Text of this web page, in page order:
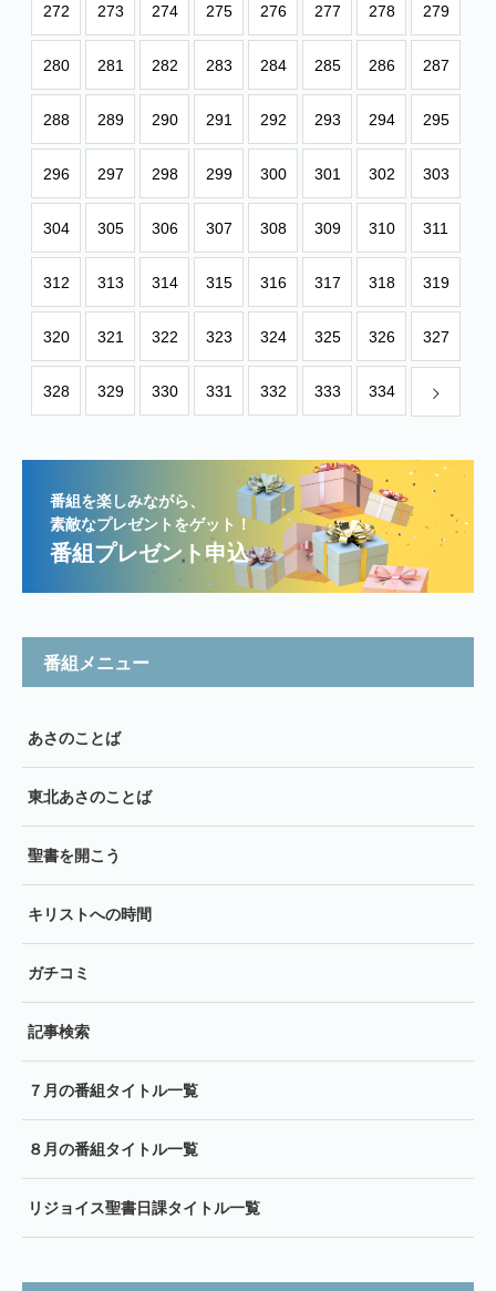
272 273 274 275 276 277 278 279
280 281 282 283 284 285 286 287
288 289 290 291 292 293 294 295
296 297 298 299 300 301 302 303
304 305 306 307 308 309 310 311
312 313 314 315 316 317 318 319
320 321 322 323 324 325 326 327
328 329 330 331 332 333 334
番組を楽しみながら、
素敵なプレゼントをゲット！
番組プレゼント申込
番組メニュー
あさのことば
東北あさのことば
聖書を開こう
キリストへの時間
ガチコミ
記事検索
７月の番組タイトル一覧
８月の番組タイトル一覧
リジョイス聖書日課タイトル一覧